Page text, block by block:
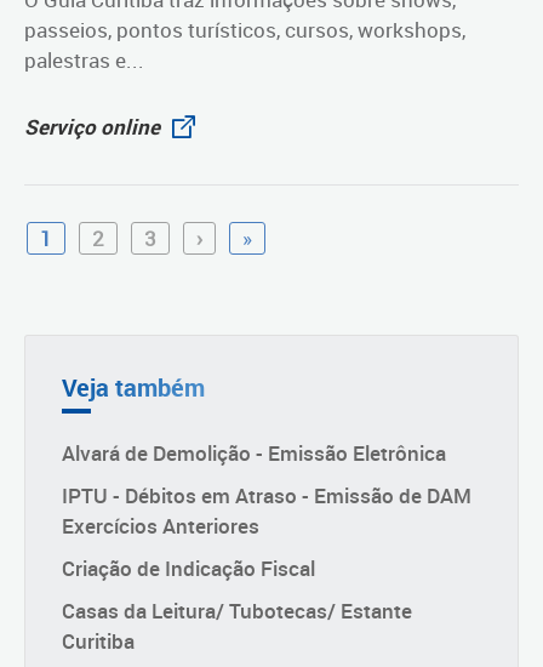
passeios, pontos turísticos, cursos, workshops,
palestras e...
Serviço online
1 2 3 › »
Veja também
Alvará de Demolição - Emissão Eletrônica
IPTU - Débitos em Atraso - Emissão de DAM
Exercícios Anteriores
Criação de Indicação Fiscal
Casas da Leitura/ Tubotecas/ Estante
Curitiba